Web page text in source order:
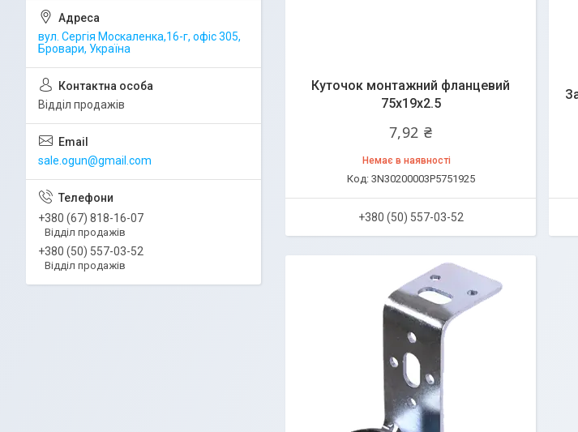
Куточок монтажний фланцевий
75x19x2.5
7,92 ₴
Немає в наявності
3N30200003P5751925
+380 (50) 557-03-52
вул. Сергія Москаленка,16-г, офіс 305,
Бровари, Україна
Відділ продажів
sale.ogun@gmail.com
+380 (67) 818-16-07
Відділ продажів
+380 (50) 557-03-52
Відділ продажів